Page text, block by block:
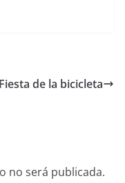
de la bicicleta
no será publicada.